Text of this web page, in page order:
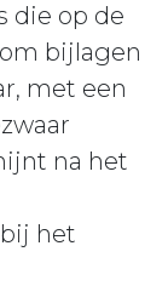
die op de
bijlagen
met een
na het
het